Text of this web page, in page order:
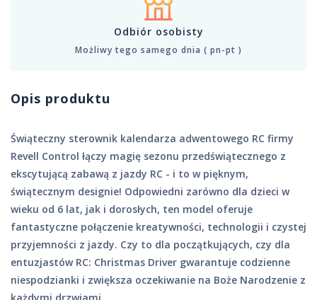
Odbiór osobisty
Możliwy tego samego dnia ( pn-pt )
Opis produktu
Świąteczny sterownik kalendarza adwentowego RC firmy
Revell Control łączy magię sezonu przedświątecznego z
ekscytującą zabawą z jazdy RC - i to w pięknym,
świątecznym designie! Odpowiedni zarówno dla dzieci w
wieku od 6 lat, jak i dorosłych, ten model oferuje
fantastyczne połączenie kreatywności, technologii i czystej
przyjemności z jazdy. Czy to dla początkujących, czy dla
entuzjastów RC: Christmas Driver gwarantuje codzienne
niespodzianki i zwiększa oczekiwanie na Boże Narodzenie z